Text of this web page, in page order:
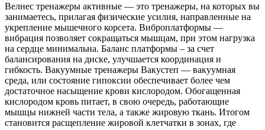
Велнес тренажеры активные — это тренажеры, на которых вы
занимаетесь, прилагая физические усилия, направленные на
укрепление мышечного корсета. Виброплатформы —
вибрация позволяет сокращаться мышцам, при этом нагрузка
на сердце минимальна. Баланс платформы – за счет
балансирования на диске, улучшается координация и
гибкость. Вакуумные тренажеры Вакустеп — вакуумная
среда, или состояние гипоксии обеспечивает более чем
достаточное насыщение крови кислородом. Обогащенная
кислородом кровь питает, в свою очередь, работающие
мышцы нижней части тела, а также жировую ткань. Итогом
становится расщепление жировой клетчатки в зонах, где